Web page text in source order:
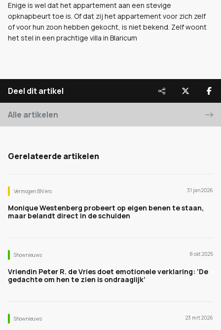
Enige is wel dat het appartement aan een stevige
opknapbeurt toe is. Of dat zij het appartement voor zich zelf
of voor hun zoon hebben gekocht, is niet bekend. Zelf woont
het stel in een prachtige villa in Blaricum
Deel dit artikel
Alle artikelen
Gerelateerde artikelen
Vermogen BN’ers 31 jan 2026
Monique Westenberg probeert op eigen benen te staan,
maar belandt direct in de schulden
Shownieuws 8 okt 2025
Vriendin Peter R. de Vries doet emotionele verklaring: ‘De
gedachte om hen te zien is ondraaglijk’
Shownieuws 23 mrt 2026